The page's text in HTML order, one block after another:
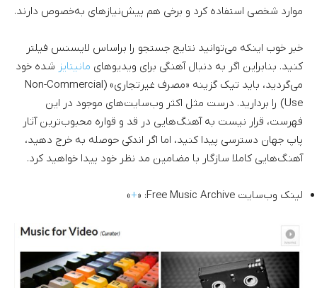
موارد شخصی استفاده کرد و برخی هم پیش‌نیازهای به‌خصوص دارند.
خبر خوب اینکه می‌توانید نتایج جستجو را براساس لایسنس فیلتر
کنید. بنابراین اگر به دنبال آهنگی برای ویدیوهای مانیتایز شده خود
می‌گردید، باید تیک گزینه «مصرف غیرتجاری» (Non-Commercial
Use) را بردارید. درست مثل اکثر وب‌سایت‌های موجود در این
فهرست، قرار نیست به آهنگ‌هایی در قد و قواره محبوب‌ترین آثار
پاپ جهان دسترسی پیدا کنید، اما اگر اندکی حوصله به خرج دهید،
آهنگ‌هایی کاملا سازگار با مضامین مد نظر خود پیدا خواهید کرد.
لینک وب‌سایت Free Music Archive: « +
»